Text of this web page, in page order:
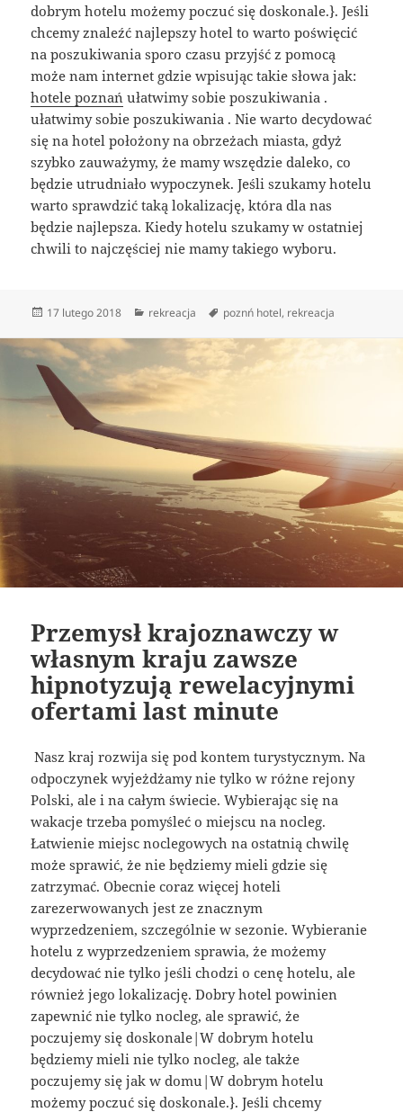
dobrym hotelu możemy poczuć się doskonale.}. Jeśli
chcemy znaleźć najlepszy hotel to warto poświęcić
na poszukiwania sporo czasu przyjść z pomocą
może nam internet gdzie wpisując takie słowa jak:
hotele poznań ułatwimy sobie poszukiwania .
ułatwimy sobie poszukiwania . Nie warto decydować
się na hotel położony na obrzeżach miasta, gdyż
szybko zauważymy, że mamy wszędzie daleko, co
będzie utrudniało wypoczynek. Jeśli szukamy hotelu
warto sprawdzić taką lokalizację, która dla nas
będzie najlepsza. Kiedy hotelu szukamy w ostatniej
chwili to najczęściej nie mamy takiego wyboru.
Data
17 lutego 2018 Kategorie
rekreacja Tagi
poznń hotel, rekreacja
Przemysł krajoznawczy w
własnym kraju zawsze
hipnotyzują rewelacyjnymi
ofertami last minute
Nasz kraj rozwija się pod kontem turystycznym. Na
odpoczynek wyjeżdżamy nie tylko w różne rejony
Polski, ale i na całym świecie. Wybierając się na
wakacje trzeba pomyśleć o miejscu na nocleg.
Łatwienie miejsc noclegowych na ostatnią chwilę
może sprawić, że nie będziemy mieli gdzie się
zatrzymać. Obecnie coraz więcej hoteli
zarezerwowanych jest ze znacznym
wyprzedzeniem, szczególnie w sezonie. Wybieranie
hotelu z wyprzedzeniem sprawia, że możemy
decydować nie tylko jeśli chodzi o cenę hotelu, ale
również jego lokalizację. Dobry hotel powinien
zapewnić nie tylko nocleg, ale sprawić, że
poczujemy się doskonale|W dobrym hotelu
będziemy mieli nie tylko nocleg, ale także
poczujemy się jak w domu|W dobrym hotelu
możemy poczuć się doskonale.}. Jeśli chcemy